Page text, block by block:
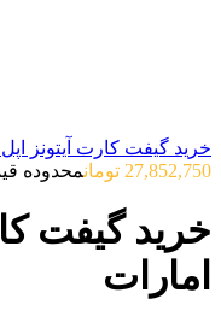
خرید گیفت کارت آیتونز اپل
27,852,750 تومانمحدوده قیمت: 537,750 تومان تا
خرید گیفت
امارات